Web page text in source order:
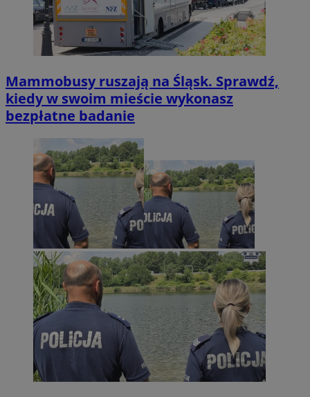
Mammobusy ruszają na Śląsk. Sprawdź,
kiedy w swoim mieście wykonasz
bezpłatne badanie